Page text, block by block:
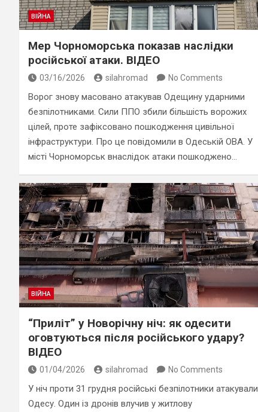
ВІЙНА
Мер Чорноморська показав наслідки
російської атаки. ВІДЕО
03/16/2026 silahromad No Comments
Ворог знову масовано атакував Одещину ударними
безпілотниками. Сили ППО збили більшість ворожих
цілей, проте зафіксовано пошкодження цивільної
інфраструктури. Про це повідомили в Одеській ОВА. У
місті Чорноморськ внаслідок атаки пошкоджено…
ВІЙНА
“Приліт” у Новорічну ніч: як одесити
оговтуються після російського удару?
ВІДЕО
01/04/2026 silahromad No Comments
У ніч проти 31 грудня російські безпілотники атакували
Одесу. Один із дронів влучив у житлову